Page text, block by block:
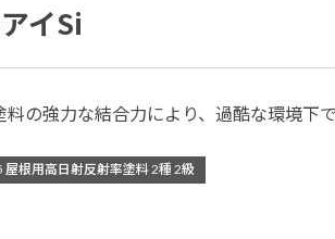
イSi
料の強力な結合力により、過酷な環境下
屋根用高日射反射率塗料 2種 2級